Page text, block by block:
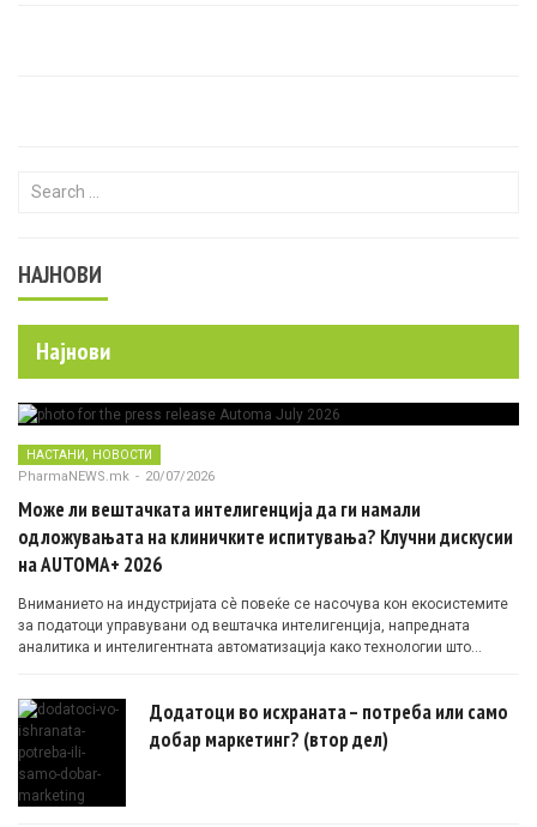
Search for:
НАЈНОВИ
Најнови
НАСТАНИ НОВОСТИ
PharmaNEWS.mk - 20/07/2026
Може ли вештачката интелигенција да ги намали
одложувањата на клиничките испитувања? Клучни дискусии
на AUTOMA+ 2026
Вниманието на индустријата сè повеќе се насочува кон екосистемите
за податоци управувани од вештачка интелигенција, напредната
аналитика и интелигентната автоматизација како технологии што
Додатоци во исхраната – потреба или само
добар маркетинг? (втор дел)